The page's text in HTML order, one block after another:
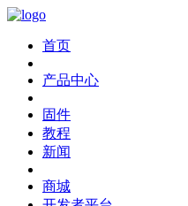
首页
产品中心
固件
教程
新闻
商城